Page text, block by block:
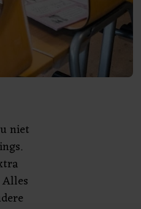
niet